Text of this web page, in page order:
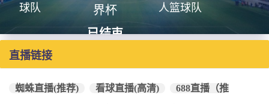
球队
界杯
已结束
人篮球队
直播链接
蜘蛛直播(推荐) 看球直播(高清) 688直播（推